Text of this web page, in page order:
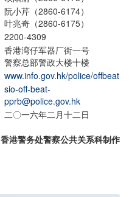
阮小芹（2860-6174）
叶兆奇（2860-6175）
2200-4309
香港湾仔军器厂街一号
警察总部警政大楼十楼
www.info.gov.hk/police/offbeat
sio-off-beat-
pprb@police.gov.hk
二〇一六年二月十二日
香港警务处警察公共关系科制作